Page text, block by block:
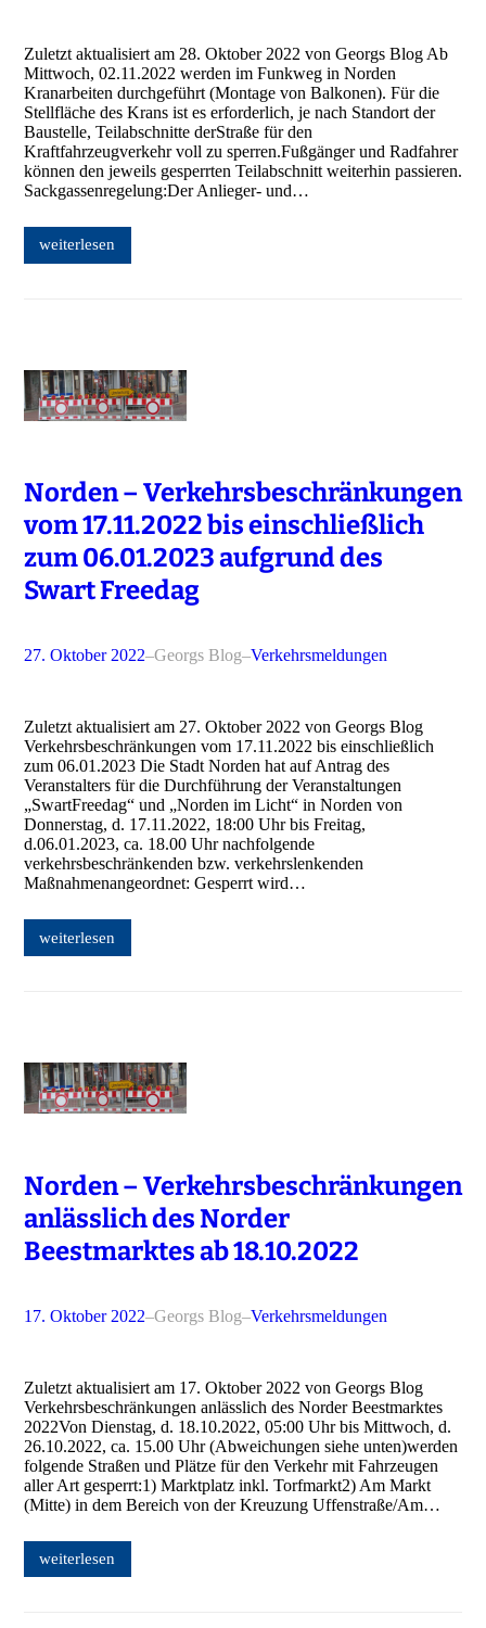
Zuletzt aktualisiert am 28. Oktober 2022 von Georgs Blog Ab
Mittwoch, 02.11.2022 werden im Funkweg in Norden
Kranarbeiten durchgeführt (Montage von Balkonen). Für die
Stellfläche des Krans ist es erforderlich, je nach Standort der
Baustelle, Teilabschnitte derStraße für den
Kraftfahrzeugverkehr voll zu sperren.Fußgänger und Radfahrer
können den jeweils gesperrten Teilabschnitt weiterhin passieren.
Sackgassenregelung:Der Anlieger- und…
weiterlesen
Norden – Verkehrsbeschränkungen
vom 17.11.2022 bis einschließlich
zum 06.01.2023 aufgrund des
Swart Freedag
27. Oktober 2022–Georgs Blog–Verkehrsmeldungen
Zuletzt aktualisiert am 27. Oktober 2022 von Georgs Blog
Verkehrsbeschränkungen vom 17.11.2022 bis einschließlich
zum 06.01.2023 Die Stadt Norden hat auf Antrag des
Veranstalters für die Durchführung der Veranstaltungen
„SwartFreedag“ und „Norden im Licht“ in Norden von
Donnerstag, d. 17.11.2022, 18:00 Uhr bis Freitag,
d.06.01.2023, ca. 18.00 Uhr nachfolgende
verkehrsbeschränkenden bzw. verkehrslenkenden
Maßnahmenangeordnet: Gesperrt wird…
weiterlesen
Norden – Verkehrsbeschränkungen
anlässlich des Norder
Beestmarktes ab 18.10.2022
17. Oktober 2022–Georgs Blog–Verkehrsmeldungen
Zuletzt aktualisiert am 17. Oktober 2022 von Georgs Blog
Verkehrsbeschränkungen anlässlich des Norder Beestmarktes
2022Von Dienstag, d. 18.10.2022, 05:00 Uhr bis Mittwoch, d.
26.10.2022, ca. 15.00 Uhr (Abweichungen siehe unten)werden
folgende Straßen und Plätze für den Verkehr mit Fahrzeugen
aller Art gesperrt:1) Marktplatz inkl. Torfmarkt2) Am Markt
(Mitte) in dem Bereich von der Kreuzung Uffenstraße/Am…
weiterlesen